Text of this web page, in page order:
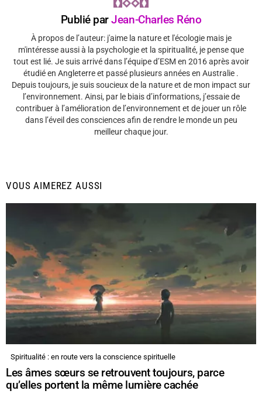
Publié parJean-Charles Réno
À propos de l’auteur: j'aime la nature et l'écologie mais je
m'intéresse aussi à la psychologie et la spiritualité, je pense que
tout est lié. Je suis arrivé dans l’équipe d’ESM en 2016 après avoir
étudié en Angleterre et passé plusieurs années en Australie .
Depuis toujours, je suis soucieux de la nature et de mon impact sur
l’environnement. Ainsi, par le biais d’informations, j’essaie de
contribuer à l’amélioration de l’environnement et de jouer un rôle
dans l’éveil des consciences afin de rendre le monde un peu
meilleur chaque jour.
VOUS AIMEREZ AUSSI
Spiritualité : en route vers la conscience spirituelle
Les âmes sœurs se retrouvent toujours, parce
qu’elles portent la même lumière cachée